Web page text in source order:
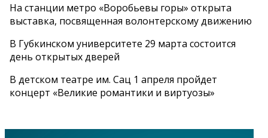
На станции метро «Воробьевы горы» открыта
выставка, посвященная волонтерскому движению
В Губкинском университете 29 марта состоится
день открытых дверей
В детском театре им. Сац 1 апреля пройдет
концерт «Великие романтики и виртуозы»